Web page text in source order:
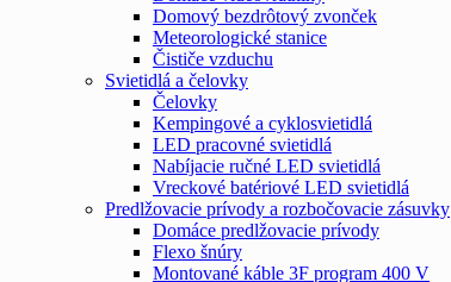
Domový bezdrôtový zvonček
Meteorologické stanice
Čističe vzduchu
Svietidlá a čelovky
Čelovky
Kempingové a cyklosvietidlá
LED pracovné svietidlá
Nabíjacie ručné LED svietidlá
Vreckové batériové LED svietidlá
Predlžovacie prívody a rozbočovacie zásuvky
Domáce predlžovacie prívody
Flexo šnúry
Montované káble 3F program 400 V